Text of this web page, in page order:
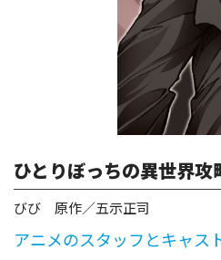
ひとりぼっちの異世界攻
びび 原作／五示正司
アニメのスタッフとキャス